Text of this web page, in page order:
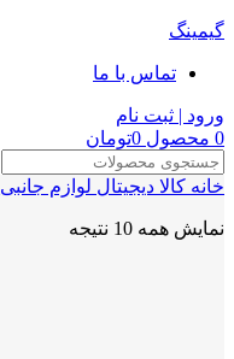
گیمینگ
تماس با ما
ورود | ثبت نام
0 محصول 0تومان
خانه کالا دیجیتال لوازم جانبی
نمایش همه 10 نتیجه